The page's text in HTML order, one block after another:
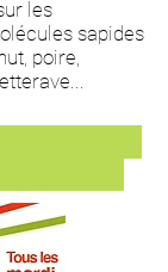
les
sapides
poire,